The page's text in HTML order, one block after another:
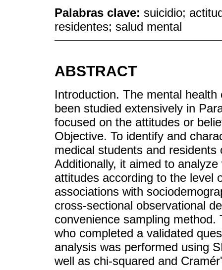
Palabras clave: suicidio;
residentes; salud mental
ABSTRACT
Introduction. The mental
been studied extensively in
focused on the attitudes or
Objective. To identify and
medical students and
Additionally, it aimed to
attitudes according to the level
associations with
cross-sectional observational
convenience sampling
who completed a validated
analysis was performed using
well as chi-squared and